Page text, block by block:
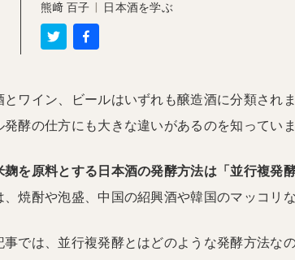
熊﨑 百子 日本酒を学ぶ
とワイン、ビールはいずれも醸造酒に分類され
発酵の仕方にも大きな違いがあるのを知ってい
麹を原料とする日本酒の発酵方法は「並行複発酵
、焼酎や泡盛、中国の紹興酒や韓国のマッコリ
事では、並行複発酵とはどのような発酵方法な